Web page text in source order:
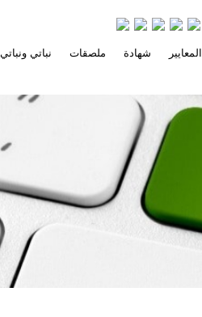
نباتي ونباتي ملصقات شهادة المعايير